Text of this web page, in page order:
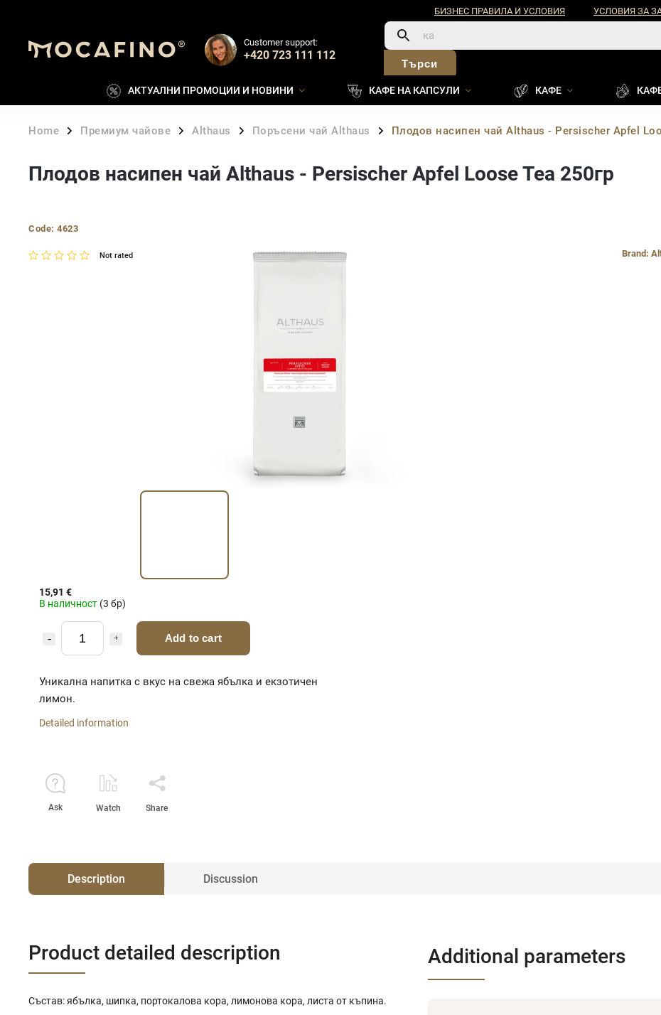
БИЗНЕС ПРАВИЛА И УСЛОВИЯ УСЛОВИЯ ЗА
Customer support:
+420 723 111 112
Търси
АКТУАЛНИ ПРОМОЦИИ И НОВИНИ КАФЕ НА КАПСУЛИ КАФЕ
Home / Премиум чайове / Althaus / Поръсени чай Althaus / Плодов насипен чай Althaus - Persischer Apfel
Плодов насипен чай Althaus - Persischer Apfel Loose Tea 250гр
Code: 4623
Not rated Brand:
15,91 €
В наличност (3 бр)
Add to cart
Уникална напитка с вкус на свежа ябълка и екзотичен
лимон.
Detailed information
Ask Watch Share
Description Discussion
Product detailed description
Състав: ябълка, шипка, портокалова кора, лимонова кора, листа от къпина.
Additional parameters